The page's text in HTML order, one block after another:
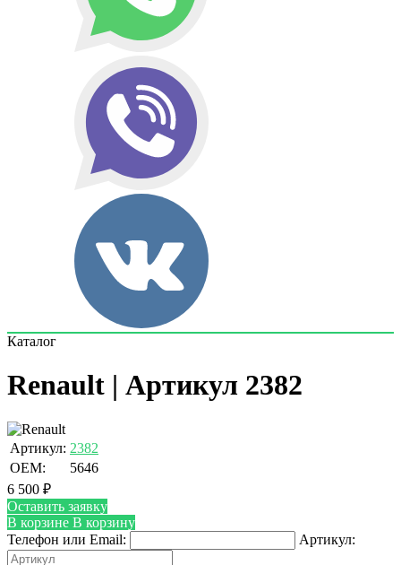
Каталог
Renault | Артикул 2382
Артикул: 2382
OEM:
5646
6 500 ₽
Оставить заявку
В корзине В корзину
Телефон или Email:
Артикул: